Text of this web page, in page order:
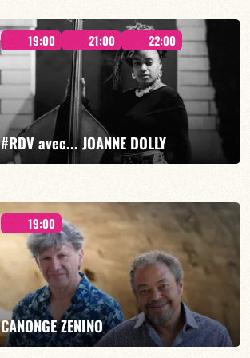
Mario Canonge / Michel Zenino
EN SAVOIR PLUS RÉSERVER
19:00 21:00 22:00
#RDV avec... JOANNE DOLLY
EN SAVOIR PLUS RÉSERVER
19:00
CANONGE ZENINO